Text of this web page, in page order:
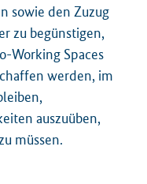
sowie den Zuzug
zu begünstigen,
Working Spaces
werden, im
auszuüben,
müssen.